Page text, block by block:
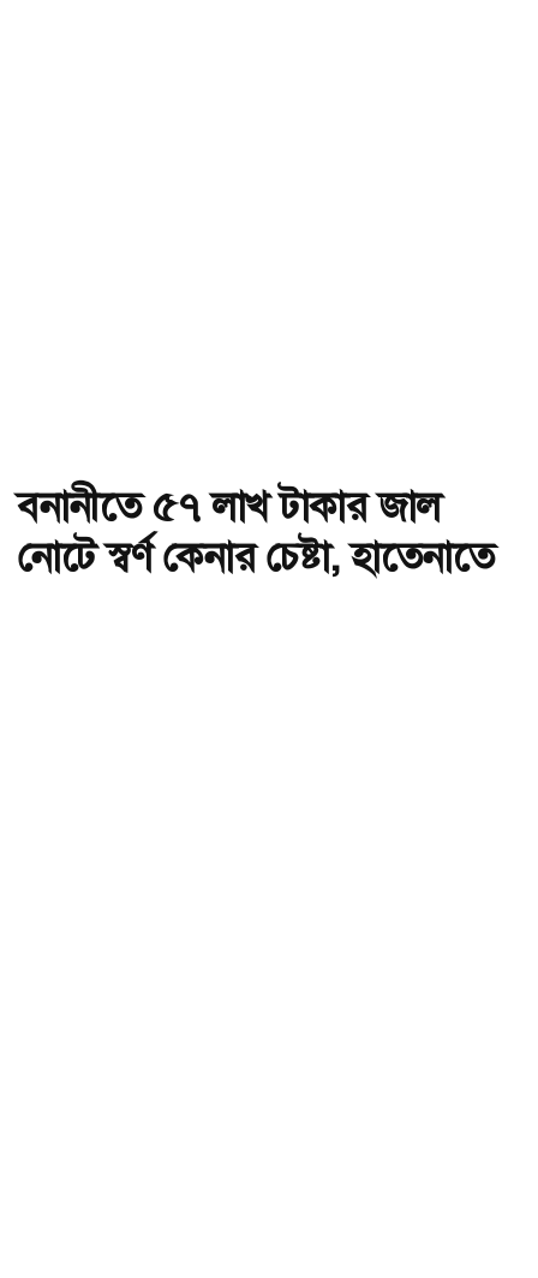
বনানীতে ৫৭ লাখ টাকার জাল
নোটে স্বর্ণ কেনার চেষ্টা, হাতেনাতে